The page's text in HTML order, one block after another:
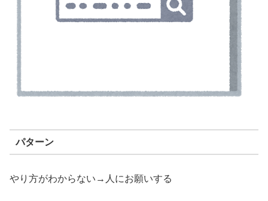
パターン
やり方がわからない→人にお願いする